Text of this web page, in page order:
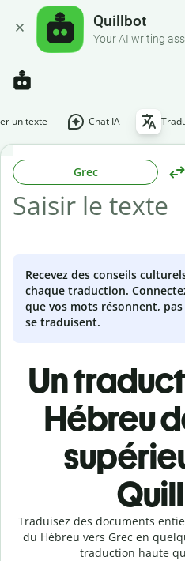
Quillbot
Your AI writing
un texte Chat IA
Grec
Recevez des conseils
chaque traduction.
que vos mots résonnent,
se traduisent.
Un
Hébreu
Traduisez des documents
du Hébreu vers Grec en
traduction haute